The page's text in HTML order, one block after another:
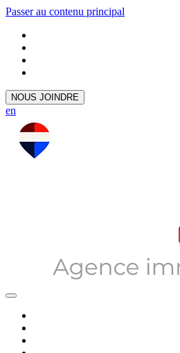
Passer au contenu principal
NOUS JOINDRE
en